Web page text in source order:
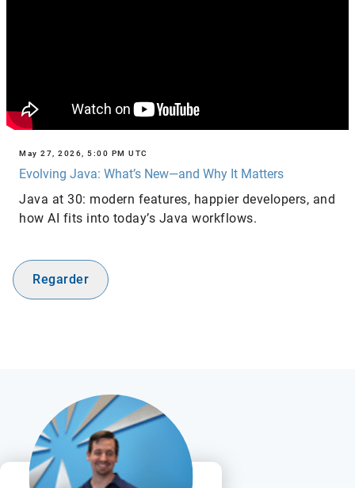
May 27, 2026, 5:00 PM UTC
Evolving Java: What’s New—and Why It Matters
Java at 30: modern features, happier developers, and
how AI fits into today’s Java workflows.
Regarder